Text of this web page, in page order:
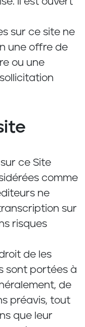
sur ce site ne
une offre de
ou une
ce Site
comme
ne
sur
risques
de les
sont portées à
de
préavis, tout
que leur